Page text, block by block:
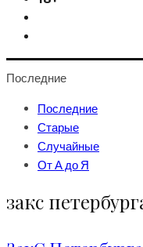
Последние
Последние
Старые
Случайные
От А до Я
закс